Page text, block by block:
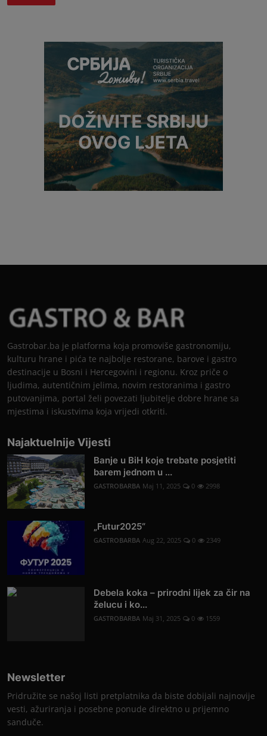
Gastrobar.ba je platforma koja promoviše gastronomiju,
kulturu hrane i pića te najbolje restorane, barove i gastro
destinacije u Bosni i Hercegovini i regionu. Kroz priče o
ljudima, autentičnim jelima, novim restoranima i gastro
putovanjima, portal želi povezati ljubitelje dobre hrane sa
mjestima i iskustvima koja vrijedi otkriti.
Najaktuelnije Vijesti
Banje u BiH koje trebate posjetiti
barem jednom u ...
GASTROBARBA Maj 11, 2025 0 2998
„Futur2025“
GASTROBARBA Aug 22, 2025 0 2349
Debela koka – prirodni lijek za čir na
želucu i ko...
GASTROBARBA Maj 31, 2025 0 1559
Newsletter
Pridružite se našoj listi pretplatnika da biste dobijali najnovije
vesti, ažuriranja i posebne ponude direktno u prijemno
sanduče.